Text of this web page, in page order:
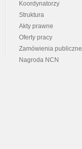
Koordynatorzy
Struktura
Akty prawne
Oferty pracy
Zamówienia publiczne
Nagroda NCN